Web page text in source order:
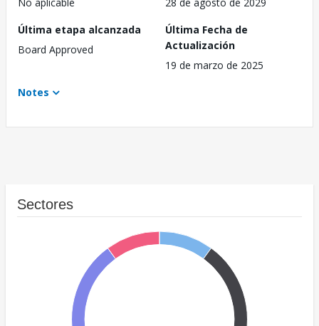
No aplicable
28 de agosto de 2029
Última etapa alcanzada
Board Approved
Última Fecha de
Actualización
19 de marzo de 2025
Notes
Sectores